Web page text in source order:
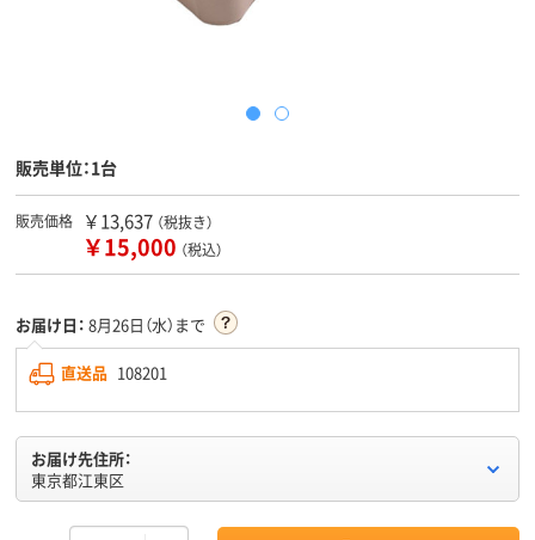
販売単位：1台
販売価格 ￥13,637 （税抜き）
￥15,000 （税込）
お届け日： 8月26日（水）まで
直送品 108201
お届け先住所：
東京都江東区